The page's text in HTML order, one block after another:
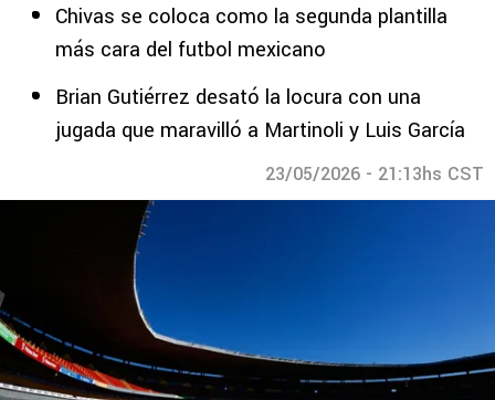
Chivas se coloca como la segunda plantilla
más cara del futbol mexicano
Brian Gutiérrez desató la locura con una
jugada que maravilló a Martinoli y Luis García
23/05/2026 - 21:13hs CST